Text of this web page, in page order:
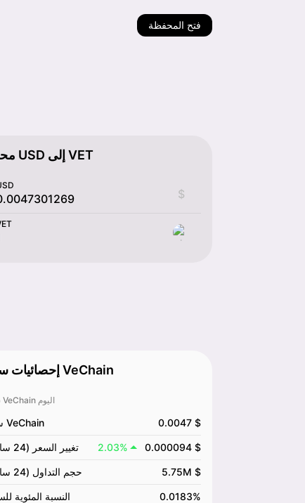
فتح المحفظة
محول USD إلى VET
$
إحصائيات سعر VeChain
سعر VeChain اليوم
سعر VeChain 0.0047 $
تغيير السعر (24 ساعة) 2.03% 0.000094 $
حجم التداول (24 ساعة) 5.75M $
النسبة المئوية 0.0183%